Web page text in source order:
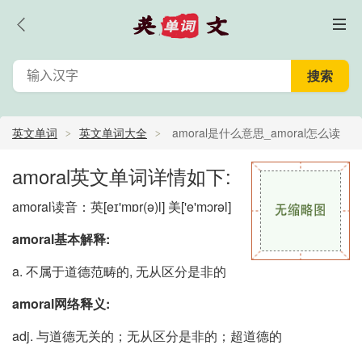
英文单词 英文单词大全 amoral是什么意思_amoral怎么读
_amoral的中文意思,翻译
amoral英文单词详情如下:
amoral读音：英[eɪ'mɒr(ə)l] 美['e'mɔrəl]
amoral基本解释:
a. 不属于道德范畴的, 无从区分是非的
amoral网络释义:
adj. 与道德无关的；无从区分是非的；超道德的